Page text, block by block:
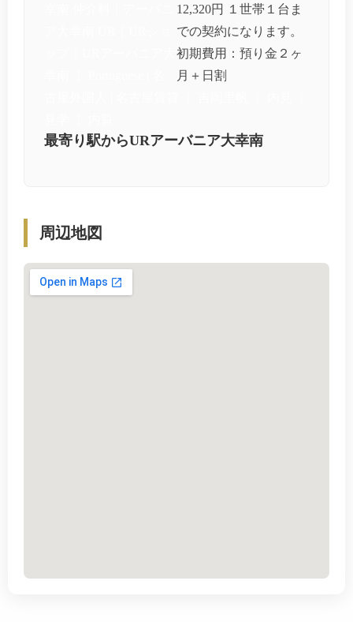
12,320円 １世帯１台ま
での契約になります。
初期費用：預り金２ヶ
月＋日割
最寄り駅からURアーバニア大幸南
周辺地図